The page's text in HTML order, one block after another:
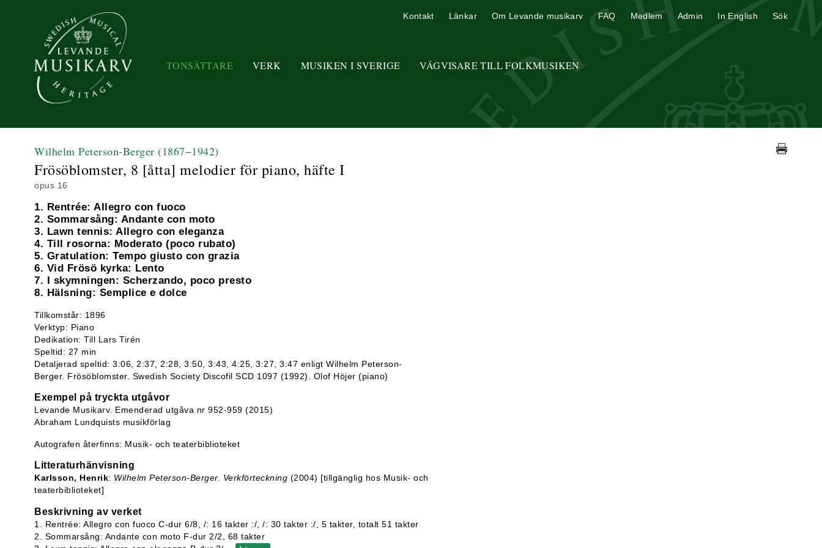
TONSÄTTARE VERK MUSIKEN I SVERIGE VÄGVISARE TILL FOLKMUSIKEN
Kontakt Länkar Om Levande musikarv FAQ Medlem Admin In English Sök
Wilhelm Peterson-Berger (1867−1942)
Frösöblomster, 8 [åtta] melodier för piano, häfte I
opus 16
1. Rentrée: Allegro con fuoco
2. Sommarsång: Andante con moto
3. Lawn tennis: Allegro con eleganza
4. Till rosorna: Moderato (poco rubato)
5. Gratulation: Tempo giusto con grazia
6. Vid Frösö kyrka: Lento
7. I skymningen: Scherzando, poco presto
8. Hälsning: Semplice e dolce
Tillkomstår: 1896
Verktyp: Piano
Dedikation: Till Lars Tirén
Speltid: 27 min
Detaljerad speltid: 3:06, 2:37, 2:28, 3:50, 3:43, 4:25, 3:27, 3:47 enligt Wilhelm Peterson-
Berger. Frösöblomster. Swedish Society Discofil SCD 1097 (1992). Olof Höjer (piano)
Exempel på tryckta utgåvor
Levande Musikarv. Emenderad utgåva nr 952-959 (2015)
Abraham Lundquists musikförlag
Autografen återfinns: Musik- och teaterbiblioteket
Litteraturhänvisning
Karlsson, Henrik: Wilhelm Peterson-Berger. Verkförteckning (2004) [tillgänglig hos Musik- och
teaterbiblioteket]
Beskrivning av verket
1. Rentrée: Allegro con fuoco C-dur 6/8, /: 16 takter :/, /: 30 takter :/, 5 takter, totalt 51 takter
2. Sommarsång: Andante con moto F-dur 2/2, 68 takter